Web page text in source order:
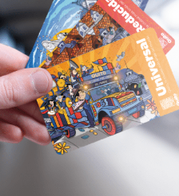
de América, también batió
Uno del Metro de Quito
de avance del túnel es
días la tuneladora Luz de
y se dirigirá al pozo de
así el 100% del túnel del